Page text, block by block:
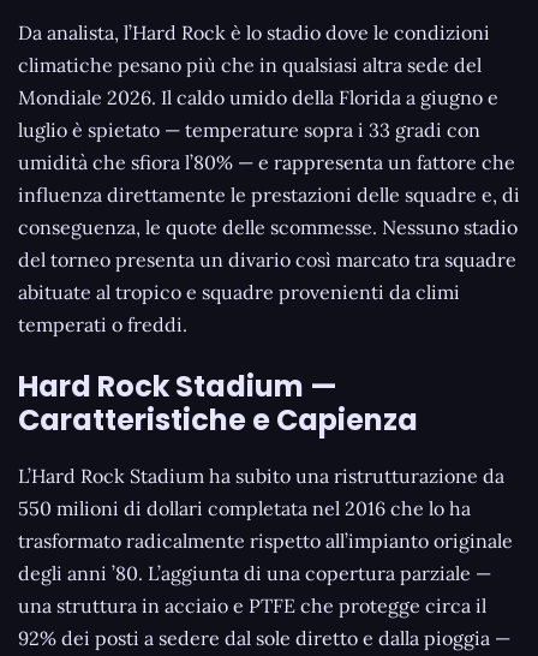
Da analista, l’Hard Rock è lo stadio dove le condizioni
climatiche pesano più che in qualsiasi altra sede del
Mondiale 2026. Il caldo umido della Florida a giugno e
luglio è spietato — temperature sopra i 33 gradi con
umidità che sfiora l’80% — e rappresenta un fattore che
influenza direttamente le prestazioni delle squadre e, di
conseguenza, le quote delle scommesse. Nessuno stadio
del torneo presenta un divario così marcato tra squadre
abituate al tropico e squadre provenienti da climi
temperati o freddi.
Hard Rock Stadium —
Caratteristiche e Capienza
L’Hard Rock Stadium ha subito una ristrutturazione da
550 milioni di dollari completata nel 2016 che lo ha
trasformato radicalmente rispetto all’impianto originale
degli anni ’80. L’aggiunta di una copertura parziale —
una struttura in acciaio e PTFE che protegge circa il
92% dei posti a sedere dal sole diretto e dalla pioggia —